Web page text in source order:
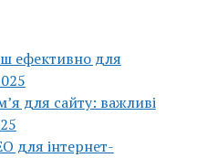
ефективно для
для сайту: важливі
для інтернет-